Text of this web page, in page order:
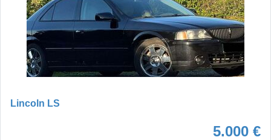
Lincoln LS
5.000 €